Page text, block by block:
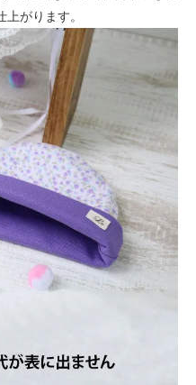
がります。